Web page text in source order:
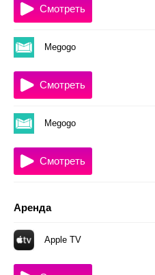
Смотреть
Megogo
Смотреть
Megogo
Смотреть
Аренда
Apple TV